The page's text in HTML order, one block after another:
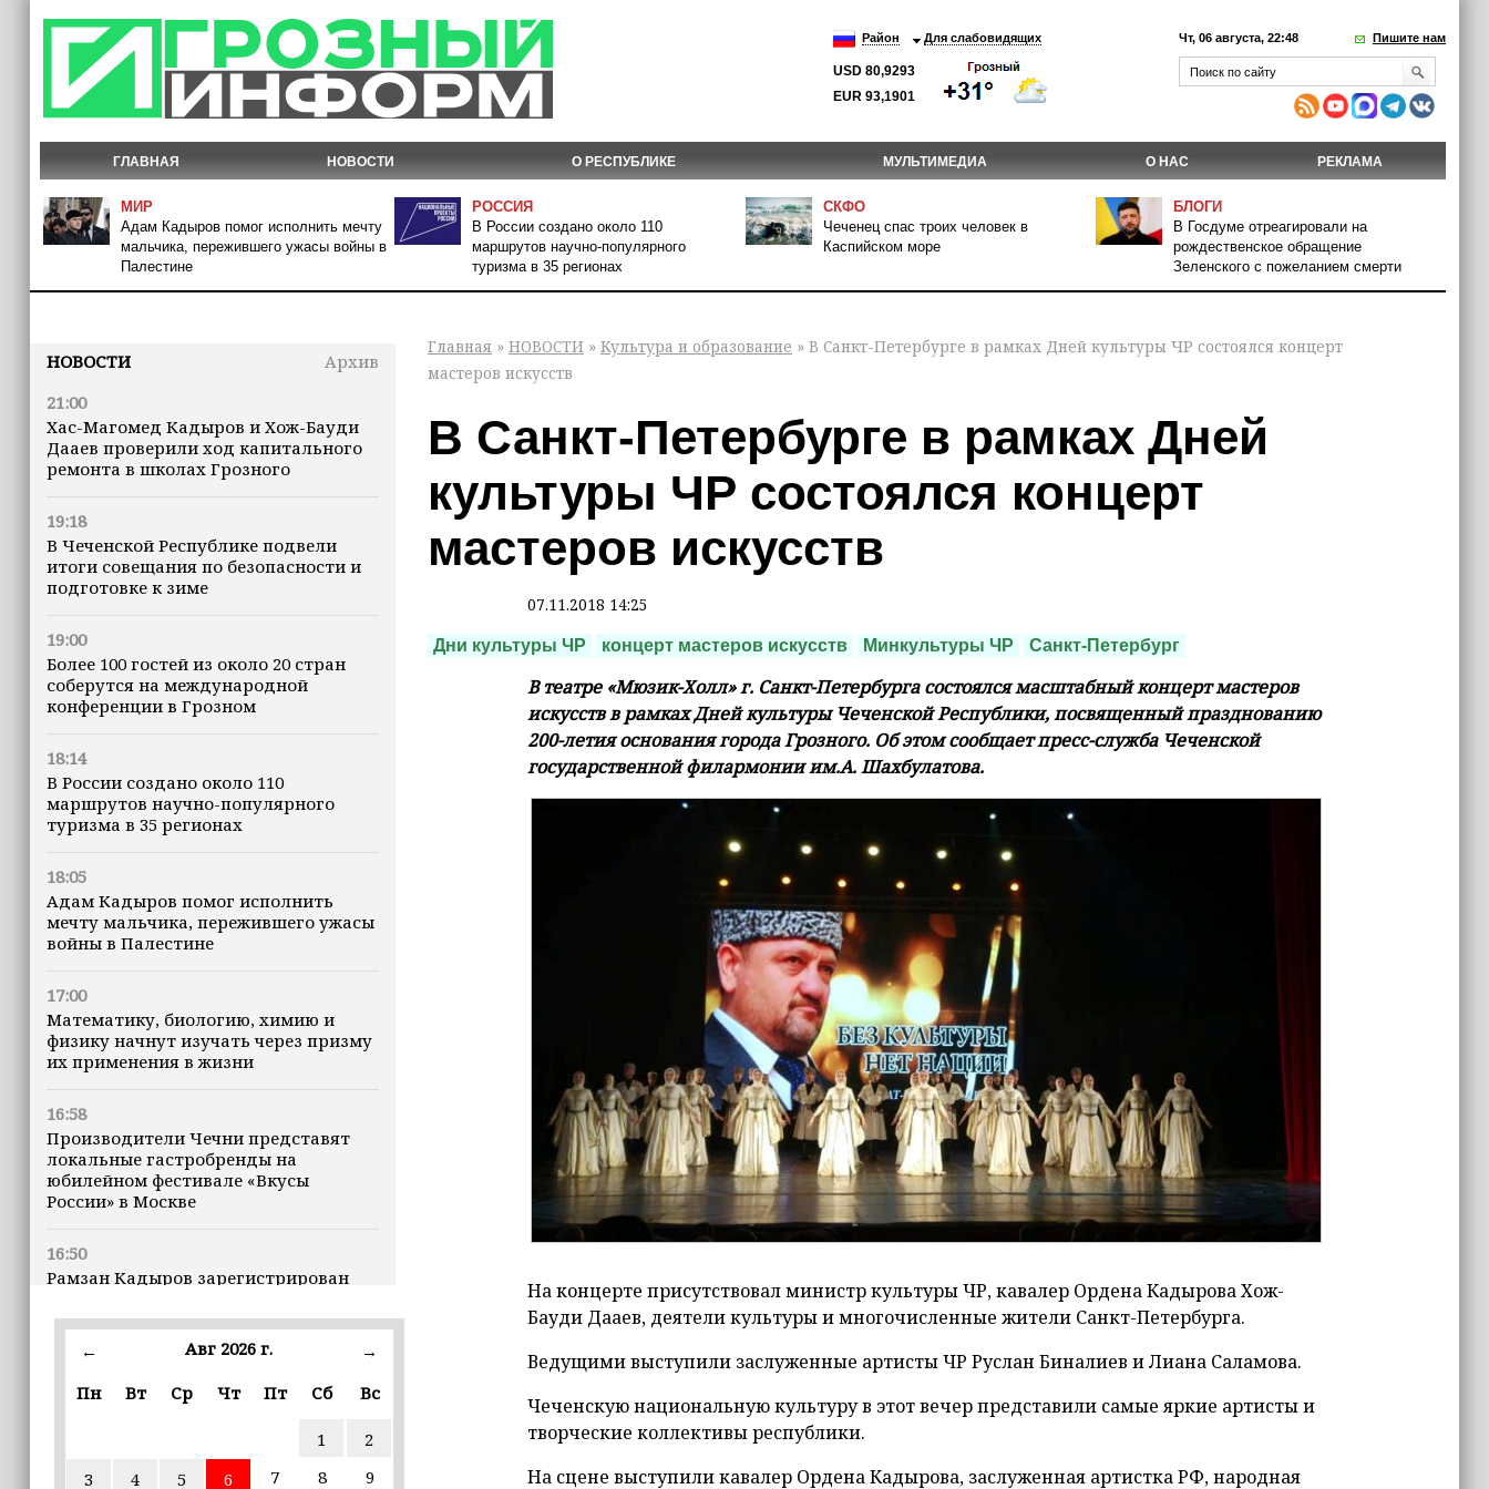
Район Для слабовидящих
USD 80,9293
EUR 93,1901
Чт, 06 августа, 22:48 Пишите нам
ГЛАВНАЯ НОВОСТИ О РЕСПУБЛИКЕ МУЛЬТИМЕДИА О НАС РЕКЛАМА
МИР
Адам Кадыров помог исполнить мечту
мальчика, пережившего ужасы войны в
Палестине
РОССИЯ
В России создано около 110
маршрутов научно-популярного
туризма в 35 регионах
СКФО
Чеченец спас троих человек в
Каспийском море
БЛОГИ
В Госдуме отреагировали на
рождественское обращение
Зеленского с пожеланием смерти
НОВОСТИ
Архив
21:00
Хас-Магомед Кадыров и Хож-Бауди
Дааев проверили ход капитального
ремонта в школах Грозного
19:18
В Чеченской Республике подвели
итоги совещания по безопасности и
подготовке к зиме
19:00
Более 100 гостей из около 20 стран
соберутся на международной
конференции в Грозном
18:14
В России создано около 110
маршрутов научно-популярного
туризма в 35 регионах
18:05
Адам Кадыров помог исполнить
мечту мальчика, пережившего ужасы
войны в Палестине
17:00
Математику, биологию, химию и
физику начнут изучать через призму
их применения в жизни
16:58
Производители Чечни представят
локальные гастробренды на
юбилейном фестивале «Вкусы
России» в Москве
16:50
Рамзан Кадыров зарегистрирован
16:47
землетрясения, рассказала
16:12
← Авг 2026 г.
→
Пн
Вт Ср Чт Пт Сб Вс
1
2
3
4 5 6 7 8
9
Главная » НОВОСТИ » Культура и образование » В Санкт-Петербурге в рамках Дней культуры ЧР состоялся концерт
мастеров искусств
В Санкт-Петербурге в рамках Дней
культуры ЧР состоялся концерт
мастеров искусств
07.11.2018 14:25
Дни культуры ЧР концерт мастеров искусств Минкультуры ЧР Санкт-Петербург
В театре «Мюзик-Холл» г. Санкт-Петербурга состоялся масштабный концерт мастеров
искусств в рамках Дней культуры Чеченской Республики, посвященный празднованию
200-летия основания города Грозного. Об этом сообщает пресс-служба Чеченской
государственной филармонии им.А. Шахбулатова.
На концерте присутствовал министр культуры ЧР, кавалер Ордена Кадырова Хож-
Бауди Дааев, деятели культуры и многочисленные жители Санкт-Петербурга.
Ведущими выступили заслуженные артисты ЧР Руслан Биналиев и Лиана Саламова.
Чеченскую национальную культуру в этот вечер представили самые яркие артисты и
творческие коллективы республики.
На сцене выступили кавалер Ордена Кадырова, заслуженная артистка РФ, народная